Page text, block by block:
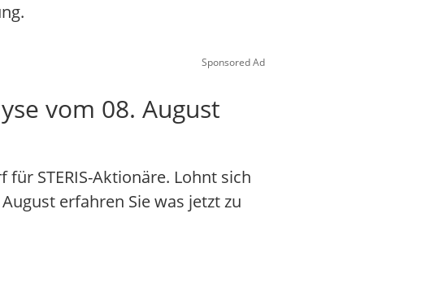
Sponsored Ad
vom 08. August
STERIS-Aktionäre. Lohnt sich
erfahren Sie was jetzt zu